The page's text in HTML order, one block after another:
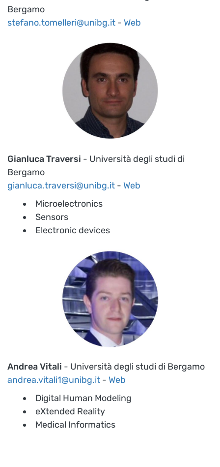
Bergamo
stefano.tomelleri@unibg.it - Web
Gianluca Traversi - Università degli studi di
Bergamo
gianluca.traversi@unibg.it - Web
Microelectronics
Sensors
Electronic devices
Andrea Vitali - Università degli studi di Bergamo
andrea.vitali1@unibg.it - Web
Digital Human Modeling
eXtended Reality
Medical Informatics